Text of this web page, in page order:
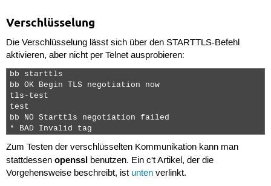
Verschlüsselung
Die Verschlüsselung lässt sich über den STARTTLS-Befehl
aktivieren, aber nicht per Telnet ausprobieren:
bb starttls
bb OK Begin TLS negotiation now
tls-test
test
bb NO Starttls negotiation failed
* BAD Invalid tag
Zum Testen der verschlüsselten Kommunikation kann man
stattdessen opensslbenutzen. Ein c't Artikel, der die
Vorgehensweise beschreibt, ist untenverlinkt.